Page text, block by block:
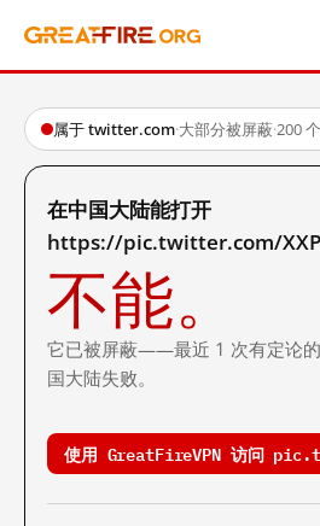
属于 twitter.com·大部分被屏蔽·200
在中国大陆能打开
https://pic.twitter.com/
不能。
它已被屏蔽——最近 1 次有定论
国大陆失败。
使用 GreatFireVPN 访问